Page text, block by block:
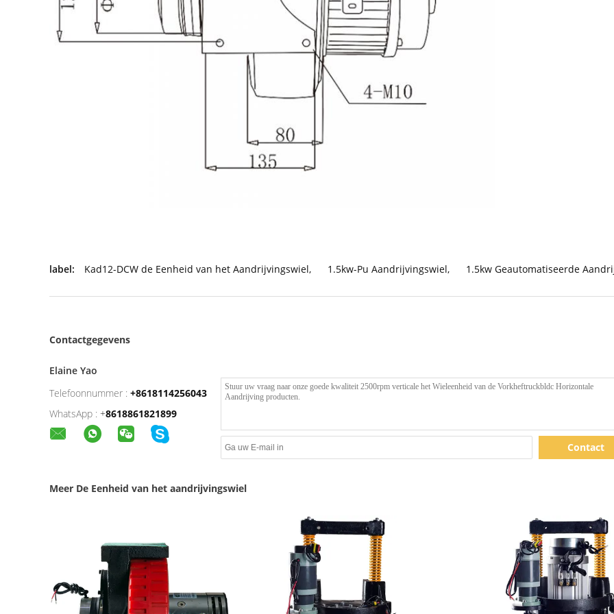
label: Kad12-DCW de Eenheid van het Aandrijvingswiel, 1.5kw-Pu Aandrijvingswiel, 1.5kw Geautomatiseerde
Contactgegevens
Elaine Yao
Telefoonnummer : +8618114256043
WhatsApp : +8618861821899
Contact
Meer De Eenheid van het aandrijvingswiel